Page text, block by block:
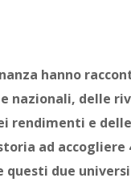
hanno
nazionali, delle
rendimenti e
ad
questi due